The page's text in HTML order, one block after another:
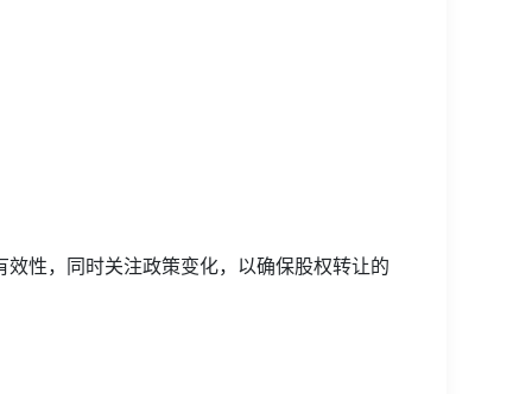
性，同时关注政策变化，以确保股权转让的